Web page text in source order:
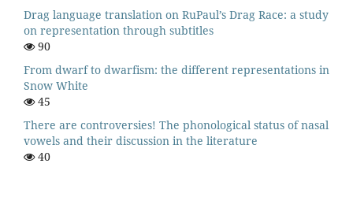
Drag language translation on RuPaul’s Drag Race: a study
on representation through subtitles
90
From dwarf to dwarfism: the different representations in
Snow White
45
There are controversies! The phonological status of nasal
vowels and their discussion in the literature
40